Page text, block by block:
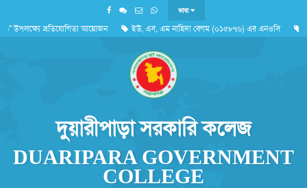
উপলক্ষ্যে প্রতিযোগিতা আয়োজন ইউ, এস, এম নাহিদা বেগম (০১৫৮৭৬) এর এনওসি
ভাষা
দুয়ারীপাড়া সরকারি কলেজ
DUARIPARA GOVERNMENT
COLLEGE